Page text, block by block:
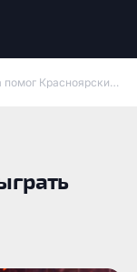
Дубль Черкасова помог Красноярским Рысям обыграть Капитан